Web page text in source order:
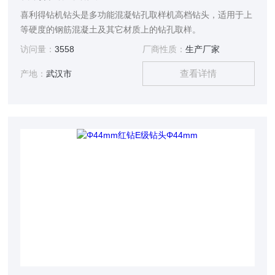
喜利得钻机钻头是多功能混凝钻孔取样机高档钻头，适用于上
等硬度的钢筋混凝土及其它材质上的钻孔取样。
访问量：3558 厂商性质： 生产厂家
产地：武汉市 查看详情